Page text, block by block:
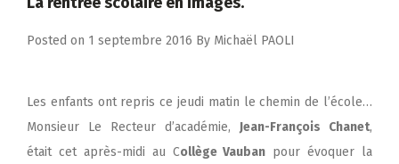
Posted on 1 septembre 2016 By Michaël PAOLI
Les enfants ont repris ce jeudi matin le chemin de l’école…
Monsieur Le Recteur d’académie, Jean-François Chanet,
était cet après-midi au Collège Vauban pour évoquer la